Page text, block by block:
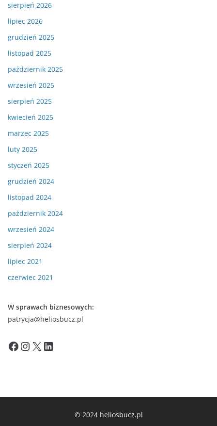
sierpień 2026
lipiec 2026
grudzień 2025
listopad 2025
październik 2025
wrzesień 2025
sierpień 2025
kwiecień 2025
marzec 2025
luty 2025
styczeń 2025
grudzień 2024
listopad 2024
październik 2024
wrzesień 2024
sierpień 2024
lipiec 2021
czerwiec 2021
W sprawach biznesowych:
patrycja@heliosbucz.pl
Facebook InstagramX LinkedIn
© 2024 heliosbucz.pl